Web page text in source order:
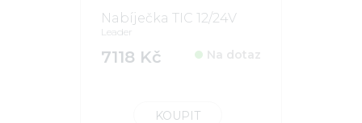
Nabíječka TIC 12/24V
Leader
7118 Kč Na dotaz
KOUPIT